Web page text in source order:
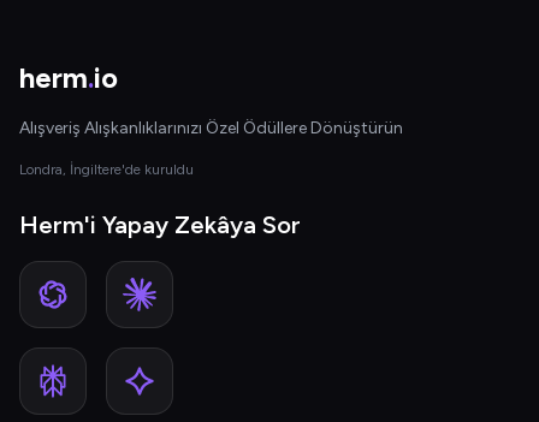
herm.io
Alışveriş Alışkanlıklarınızı Özel Ödüllere Dönüştürün
Londra, İngiltere'de kuruldu
Herm'i Yapay Zekâya Sor